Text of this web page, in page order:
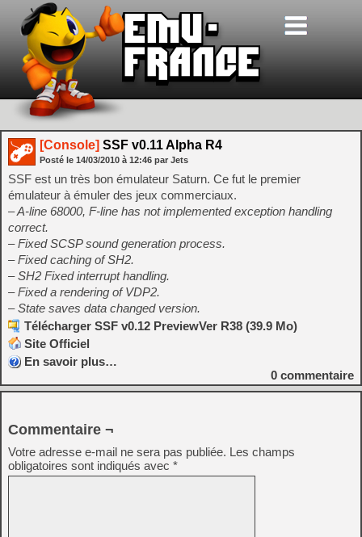
[Console] SSF v0.11 Alpha R4
Posté le 14/03/2010 à 12:46 par Jets
SSF est un très bon émulateur Saturn. Ce fut le premier
émulateur à émuler des jeux commerciaux.
– A-line 68000, F-line has not implemented exception handling
correct.
– Fixed SCSP sound generation process.
– Fixed caching of SH2.
– SH2 Fixed interrupt handling.
– Fixed a rendering of VDP2.
– State saves data changed version.
Télécharger SSF v0.12 PreviewVer R38 (39.9 Mo)
Site Officiel
En savoir plus…
0 commentaire
Commentaire ¬
Votre adresse e-mail ne sera pas publiée. Les champs
obligatoires sont indiqués avec *